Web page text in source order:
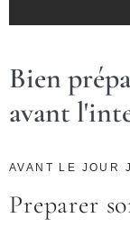
Bien
avant
AVANT LE JOUR J
Preparer